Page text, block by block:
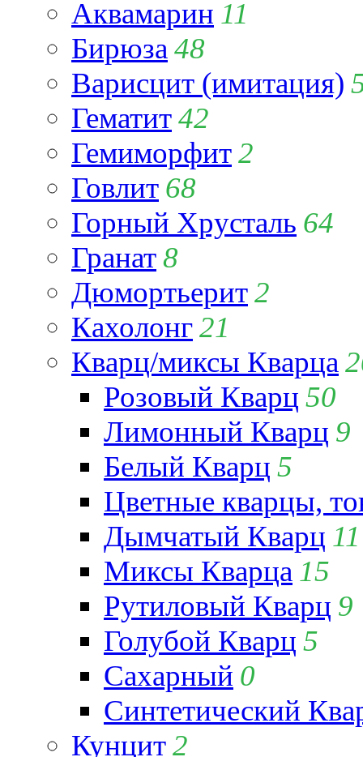
Аквамарин 11
Бирюза 48
Варисцит (имитация)
Гематит42
Гемиморфит2
Говлит 68
Горный Хрусталь 64
Гранат8
Дюмортьерит2
Кахолонг21
Кварц/миксы Кварца
Розовый Кварц 50
Лимонный Кварц 9
Белый Кварц 5
Цветные кварцы,
Дымчатый Кварц 11
Миксы Кварца 15
Рутиловый Кварц 9
Голубой Кварц 5
Сахарный 0
Синтетический
Кунцит2